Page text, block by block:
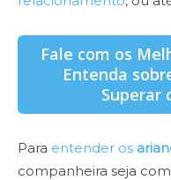
Fale com os
Entenda
Superar
Para entender os
companheira seja